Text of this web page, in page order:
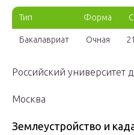
Тип Форма
Бакалавриат Очная
Российский университет
Москва
Землеустройство и